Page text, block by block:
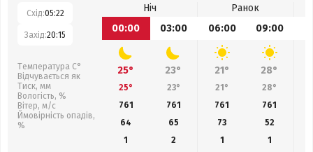
Схід:05:22
Захід:20:15
Температура С°
Відчувається як
Тиск, мм
Вологість, %
Вітер, м/с
Ймовірність опадів,
%
Ніч
Ранок
00:00
03:00 06:00 09:00
25° 23° 21° 28°
25° 23° 21° 28°
761
761 761 761
64
65 73
52
1
2 1
1